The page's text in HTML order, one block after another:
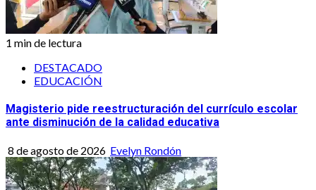
1 min de lectura
DESTACADO
EDUCACIÓN
Magisterio pide reestructuración del currículo escolar
ante disminución de la calidad educativa
8 de agosto de 2026 Evelyn Rondón